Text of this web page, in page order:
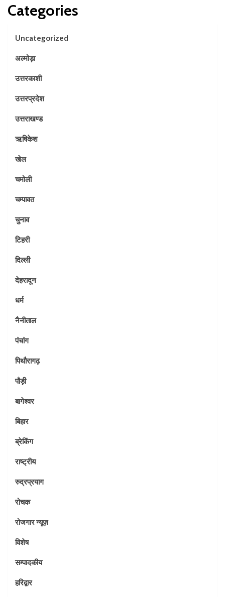
Categories
Uncategorized
अल्मोड़ा
उत्तरकाशी
उत्तरप्रदेश
उत्तराखण्ड
ऋषिकेश
खेल
चमोली
चम्पावत
चुनाव
टिहरी
दिल्ली
देहरादून
धर्म
नैनीताल
पंचांग
पिथौरागढ़
पौड़ी
बागेश्वर
बिहार
ब्रेकिंग
राष्ट्रीय
रुद्रप्रयाग
रोचक
रोजगार न्यूज़
विशेष
सम्पादकीय
हरिद्वार